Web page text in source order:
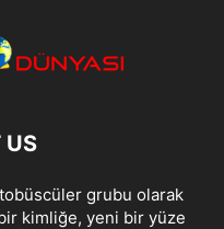
US
grubu olarak
kimliğe, yeni bir yüze